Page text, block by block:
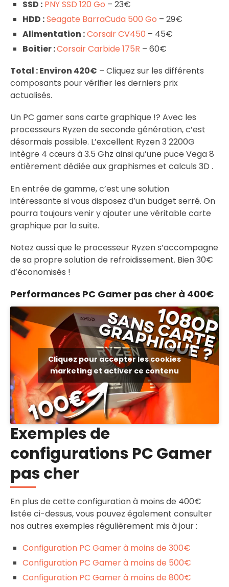
SSD : PNY SSD 120 Go – 23€
HDD :Seagate BarraCuda 500 Go – 29€
Alimentation :Corsair CV450 – 45€
Boitier :Corsair Carbide 175R – 60€
Total : Environ 420€ – Cliquez sur les différents
composants pour vérifier les derniers prix
actualisés.
Un PC gamer sans carte graphique !? Avec les
processeurs Ryzen de seconde génération, c’est
désormais possible. L’excellent Ryzen 3 2200G
intègre 4 cœurs à 3.5 Ghz ainsi qu’une puce Vega 8
entièrement dédiée aux graphismes et calculs 3D .
En entrée de gamme, c’est une solution
intéressante si vous disposez d’un budget serré. On
pourra toujours venir y ajouter une véritable carte
graphique par la suite.
Notez aussi que le processeur Ryzen s’accompagne
de sa propre solution de refroidissement. Bien 30€
d’économisés !
Performances PC Gamer pas cher à 400€
Cliquez pour accepter les cookies
marketing et activer ce contenu
Exemples de
configurations PC Gamer
pas cher
En plus de cette configuration à moins de 400€
listée ci-dessus, vous pouvez également consulter
nos autres exemples régulièrement mis à jour :
Configuration PC Gamer à moins de 300€
Configuration PC Gamer à moins de 500€
Configuration PC Gamer à moins de 800€